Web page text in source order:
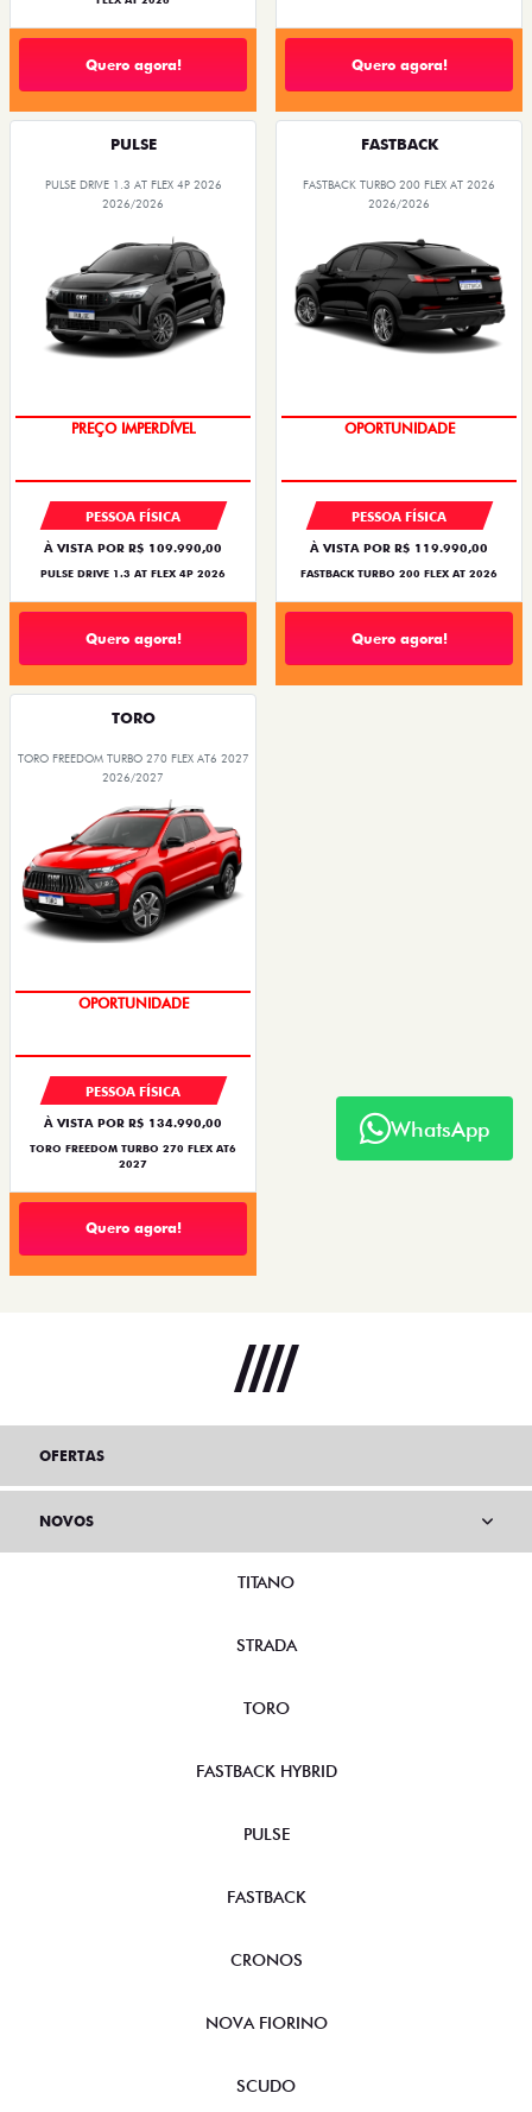
Quero agora! Quero agora!
PULSE
PULSE DRIVE 1.3 AT FLEX 4P 2026
2026/2026
PREÇO IMPERDÍVEL
PESSOA FÍSICA
À VISTA POR R$ 109.990,00
PULSE DRIVE 1.3 AT FLEX 4P 2026
Quero agora!
FASTBACK
FASTBACK TURBO 200 FLEX AT 2026
2026/2026
OPORTUNIDADE
PESSOA FÍSICA
À VISTA POR R$ 119.990,00
FASTBACK TURBO 200 FLEX AT 2026
Quero agora!
TORO
TORO FREEDOM TURBO 270 FLEX AT6 2027
2026/2027
OPORTUNIDADE
PESSOA FÍSICA
À VISTA POR R$ 134.990,00
TORO FREEDOM TURBO 270 FLEX AT6
2027
Quero agora!
WhatsApp
OFERTAS
NOVOS
TITANO
STRADA
TORO
FASTBACK HYBRID
PULSE
FASTBACK
CRONOS
NOVA FIORINO
SCUDO